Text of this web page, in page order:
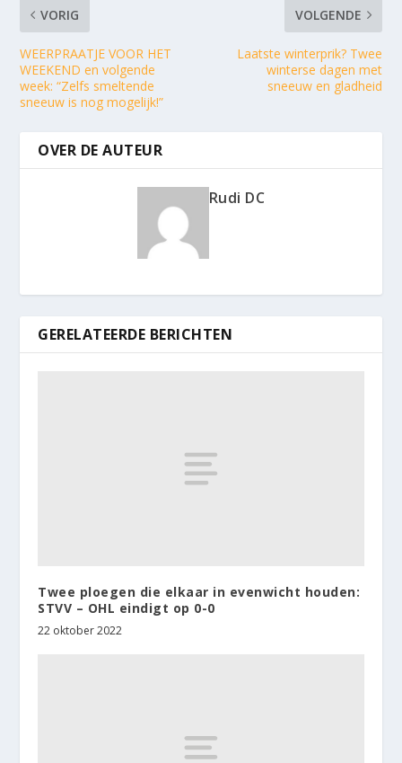
VORIG
WEERPRAATJE VOOR HET
WEEKEND en volgende
week: “Zelfs smeltende
sneeuw is nog mogelijk!”
VOLGENDE
Laatste winterprik? Twee
winterse dagen met
sneeuw en gladheid
OVER DE AUTEUR
Rudi DC
GERELATEERDE BERICHTEN
Twee ploegen die elkaar in evenwicht houden:
STVV – OHL eindigt op 0-0
22 oktober 2022